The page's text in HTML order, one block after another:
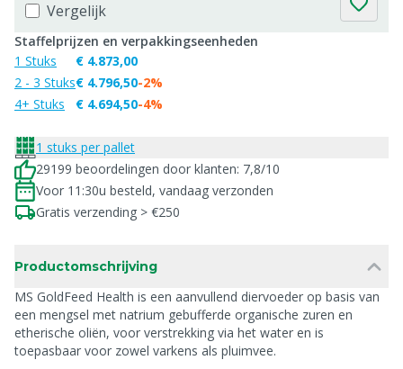
Vergelijk
Staffelprijzen en verpakkingseenheden
1 Stuks
2 - 3 Stuks
4+ Stuks
€ 4.873,00
€ 4.796,50
€ 4.694,50
-2%
-4%
1 stuks per pallet
29199 beoordelingen door klanten: 7,8/10
Voor 11:30u besteld, vandaag verzonden
Gratis verzending > €250
Productomschrijving
MS GoldFeed Health is een aanvullend diervoeder op basis van
een mengsel met natrium gebufferde organische zuren en
etherische oliën, voor verstrekking via het water en is
toepasbaar voor zowel varkens als pluimvee.